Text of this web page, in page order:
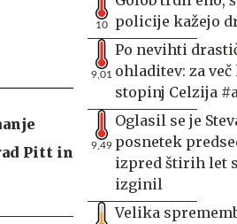
Pitt in
10
policije kažejo
9,01
Po nevihti
ohladitev: za
stopinj Celzija
9,49
Oglasil se je
posnetek
izpred štirih let
izginil
Velika